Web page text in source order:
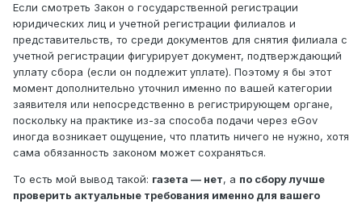
Если смотреть Закон о государственной регистрации
юридических лиц и учетной регистрации филиалов и
представительств, то среди документов для снятия филиала с
учетной регистрации фигурирует документ, подтверждающий
уплату сбора (если он подлежит уплате). Поэтому я бы этот
момент дополнительно уточнил именно по вашей категории
заявителя или непосредственно в регистрирующем органе,
поскольку на практике из-за способа подачи через eGov
иногда возникает ощущение, что платить ничего не нужно, хотя
сама обязанность законом может сохраняться.
То есть мой вывод такой: газета — нет, а по сбору лучше
проверить актуальные требования именно для вашего